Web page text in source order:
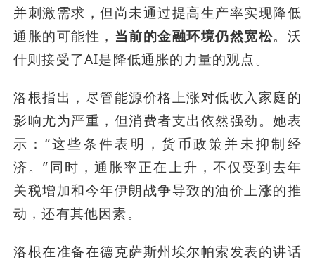
并刺激需求，但尚未通过提高生产率实现降低
通胀的可能性， 当前的金融环境仍然宽松。沃
什则接受了AI是降低通胀的力量的观点。
洛根指出，尽管能源价格上涨对低收入家庭的
影响尤为严重，但消费者支出依然强劲。她表
示：“这些条件表明，货币政策并未抑制经
济。”同时，通胀率正在上升，不仅受到去年
关税增加和今年伊朗战争导致的油价上涨的推
动，还有其他因素。
洛根在准备在德克萨斯州埃尔帕索发表的讲话